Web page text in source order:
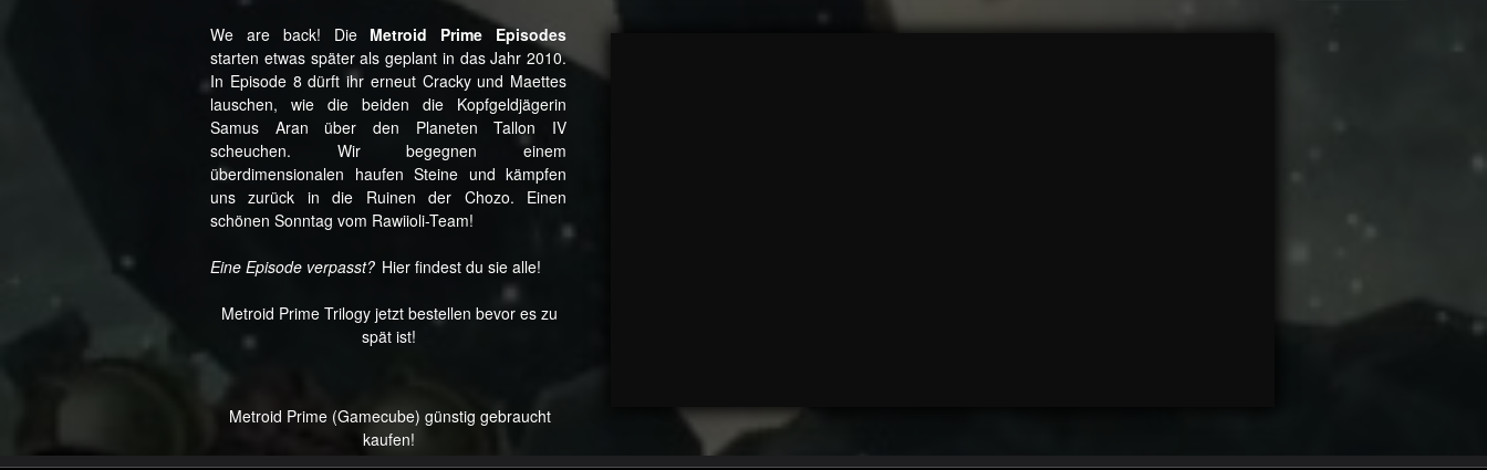
We are back! Die Metroid Prime Episodes
starten etwas später als geplant in das Jahr 2010.
In Episode 8 dürft ihr erneut Cracky und Maettes
lauschen, wie die beiden die Kopfgeldjägerin
Samus Aran über den Planeten Tallon IV
scheuchen. Wir begegnen einem
überdimensionalen haufen Steine und kämpfen
uns zurück in die Ruinen der Chozo. Einen
schönen Sonntag vom Rawiioli-Team!
Eine Episode verpasst? Hier findest du sie alle!
Metroid Prime Trilogy jetzt bestellen bevor es zu
spät ist!
Metroid Prime (Gamecube) günstig gebraucht
kaufen!